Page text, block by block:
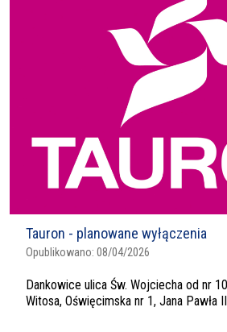
Tauron - planowane wyłączenia
Opublikowano: 08/04/2026
Dankowice ulica Św. Wojciecha od nr
Witosa, Oświęcimska nr 1, Jana Pawła